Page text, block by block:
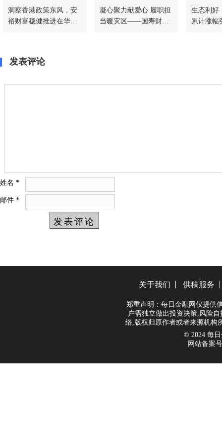
洞察香港政策东风，安
裕财富稳健推进在华战
凝心聚力献爱心 履职担
当暖灾区——国寿财险
生态利好
累计涨幅
发表评论
姓名 *
邮件 *
关于我们 供稿服务
郑重声明：每日金融网仅提供
户需独立做出投资决策,风险
络,版权归原作者或者来源机构
© 2024 每日
网站备案